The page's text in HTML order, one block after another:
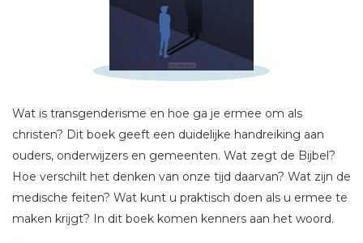
Wat is transgenderisme en hoe ga je ermee om als
christen? Dit boek geeft een duidelijke handreiking aan
ouders, onderwijzers en gemeenten. Wat zegt de Bijbel?
Hoe verschilt het denken van onze tijd daarvan? Wat zijn de
medische feiten? Wat kunt u praktisch doen als u ermee te
maken krijgt? In dit boek komen kenners aan het woord.
Titel *
Bericht *